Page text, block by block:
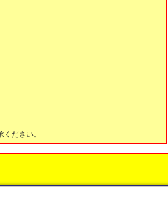
ださい。